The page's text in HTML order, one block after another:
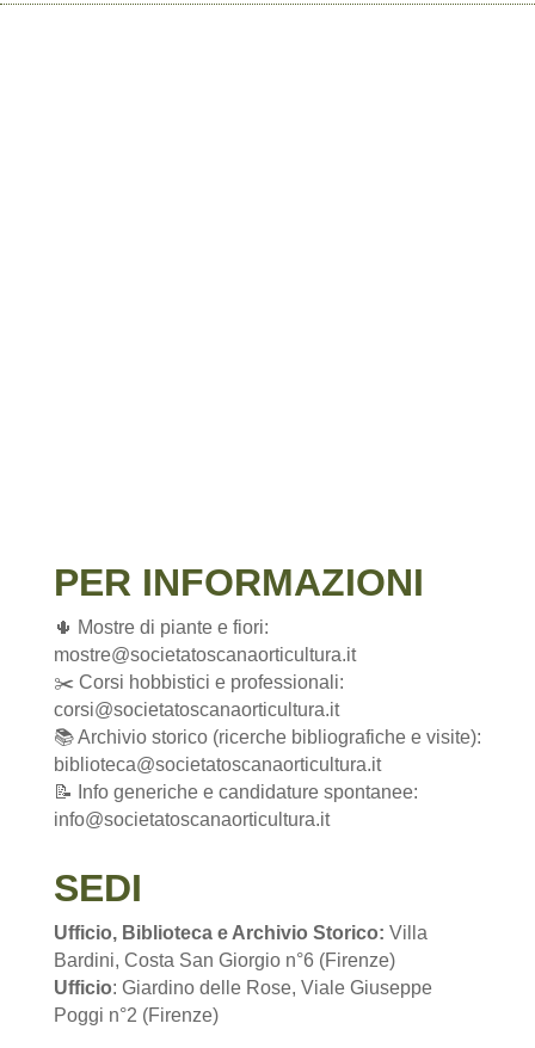
PER INFORMAZIONI
🌵 Mostre di piante e fiori:
mostre@societatoscanaorticultura.it
✂️ Corsi hobbistici e professionali:
corsi@societatoscanaorticultura.it
📚 Archivio storico (ricerche bibliografiche e visite):
biblioteca@societatoscanaorticultura.it
📝 Info generiche e candidature spontanee:
info@societatoscanaorticultura.it
SEDI
Ufficio, Biblioteca e Archivio Storico: Villa
Bardini, Costa San Giorgio n°6 (Firenze)
Ufficio: Giardino delle Rose, Viale Giuseppe
Poggi n°2 (Firenze)